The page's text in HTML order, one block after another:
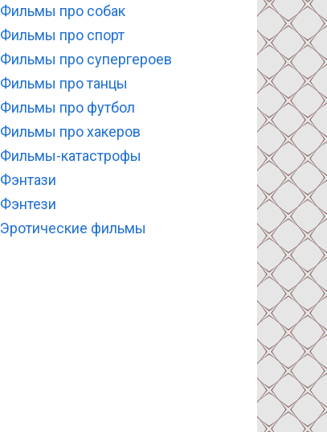
Фильмы про собак
Фильмы про спорт
Фильмы про супергероев
Фильмы про танцы
Фильмы про футбол
Фильмы про хакеров
Фильмы-катастрофы
Фэнтази
Фэнтези
Эротические фильмы